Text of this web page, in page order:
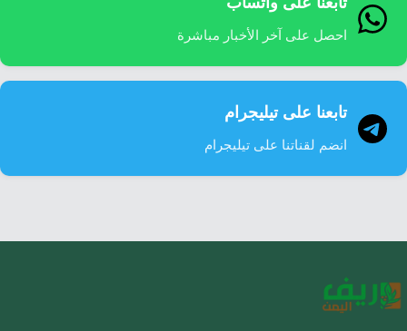
احصل على آخر الأخبار مباشرة
تابعنا على تيليجرام
انضم لقناتنا على تيليجرام